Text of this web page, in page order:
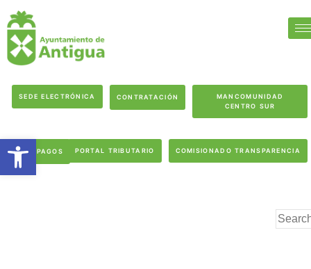
SEDE ELECTRÓNICA CONTRATACIÓN
MANCOMUNIDAD
CENTRO SUR
PAGOS PORTAL TRIBUTARIO COMISIONADO TRANSPARENCIA
Abrir barra de herramientas